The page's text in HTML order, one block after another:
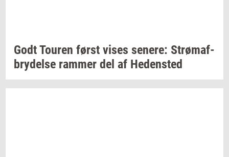
GodtTou­ren først vises se­ne­re: Strø­maf­
bry­del­se ram­mer del af He­den­sted